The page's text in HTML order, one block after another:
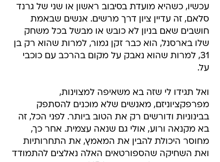
עכשיו, כשהיא מועדת בסיבוב ראשון או שני של גרנד
סלאם, זה עדיין ציון דרך מרשים. אנשים שבאמת
חושבים שאם בניון לא כובש או מבשל בכל משחק
שלו בארסנל, הוא כבר זקן גמור, למרות שהוא רק בן
31, למרות שהוא נאבק על מקום בהרכב עם כוכבי
על.
ואל תגידו לי שזה בא משאיפה למצוינות,
מפרפקציוניזם, מאנשים שלא מוכנים להסתפק
בבינוניות ודורשים רק את הטוב ביותר. לפני הכל, זה
בא מקנאה ורוע, אולי גם שנאה עצמית. אחר כך,
מחוסר היכולת להבין את המאמץ, את התחרותיות
ואת השחיקה שהספורטאים האלה נאלצים להתמודד